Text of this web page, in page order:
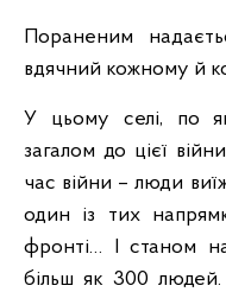
Пораненим
вдячний кожному й
У цьому селі, по
загалом до цієї
час війни – люди
один із тих
фронті… І станом
більш як 300